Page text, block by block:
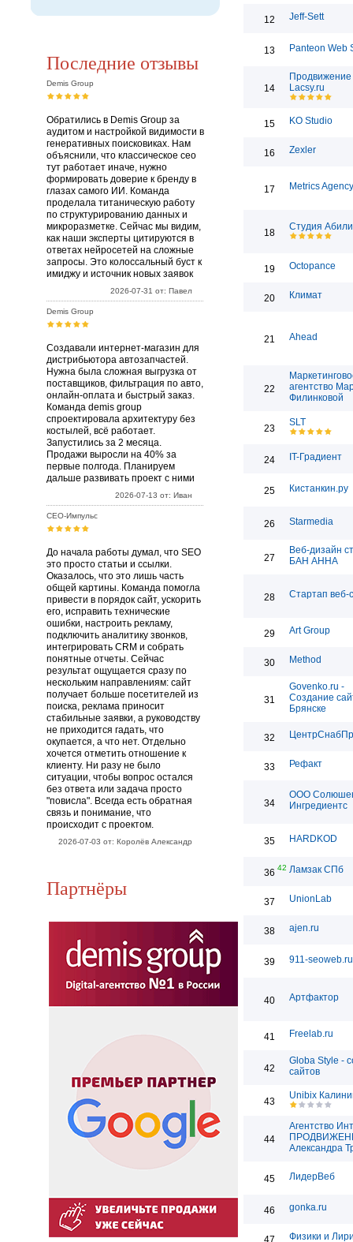
Последние отзывы
Demis Group
Обратились в Demis Group за
аудитом и настройкой видимости в
генеративных поисковиках. Нам
объяснили, что классическое сео
тут работает иначе, нужно
формировать доверие к бренду в
глазах самого ИИ. Команда
проделала титаническую работу
по структурированию данных и
микроразметке. Сейчас мы видим,
как наши эксперты цитируются в
ответах нейросетей на сложные
запросы. Это колоссальный буст к
имиджу и источник новых заявок
2026-07-31 от: Павел
Demis Group
Создавали интернет-магазин для
дистрибьютора автозапчастей.
Нужна была сложная выгрузка от
поставщиков, фильтрация по авто,
онлайн-оплата и быстрый заказ.
Команда demis group
спроектировала архитектуру без
костылей, всё работает.
Запустились за 2 месяца.
Продажи выросли на 40% за
первые полгода. Планируем
дальше развивать проект с ними
2026-07-13 от: Иван
СЕО-Импульс
До начала работы думал, что SEO
это просто статьи и ссылки.
Оказалось, что это лишь часть
общей картины. Команда помогла
привести в порядок сайт, ускорить
его, исправить технические
ошибки, настроить рекламу,
подключить аналитику звонков,
интегрировать CRM и собрать
понятные отчеты. Сейчас
результат ощущается сразу по
нескольким направлениям: сайт
получает больше посетителей из
поиска, реклама приносит
стабильные заявки, а руководству
не приходится гадать, что
окупается, а что нет. Отдельно
хочется отметить отношение к
клиенту. Ни разу не было
ситуации, чтобы вопрос остался
без ответа или задача просто
"повисла". Всегда есть обратная
связь и понимание, что
происходит с проектом.
2026-07-03 от: Королёв Александр
Партнёры
12 Jeff-Sett
13 Panteon Web
14
Продвижение
Lacsy.ru
15 KO Studio
16 Zexler
17 Metrics Agency
18
Студия
19 Octopance
20 Климат
21 Ahead
22
агентство
Филинковой
23
SLT
24 IT-Градиент
25 Кистанкин.ру
26 Starmedia
27
Веб-дизайн
БАН АННА
28 Стартап веб-
29 Art Group
30 Method
31
Govenko.ru -
Создание
Брянске
32
33 Рефакт
34
ООО
Ингредиентс
35 HARDKOD
36 42 Ламзак СПб
37 UnionLab
38 ajen.ru
39 911-seoweb.ru
40 Артфактор
41 Freelab.ru
42
Globa Style -
сайтов
43
Unibix
44
Агентство
Александра
45 ЛидерВеб
46 gonka.ru
Физики и